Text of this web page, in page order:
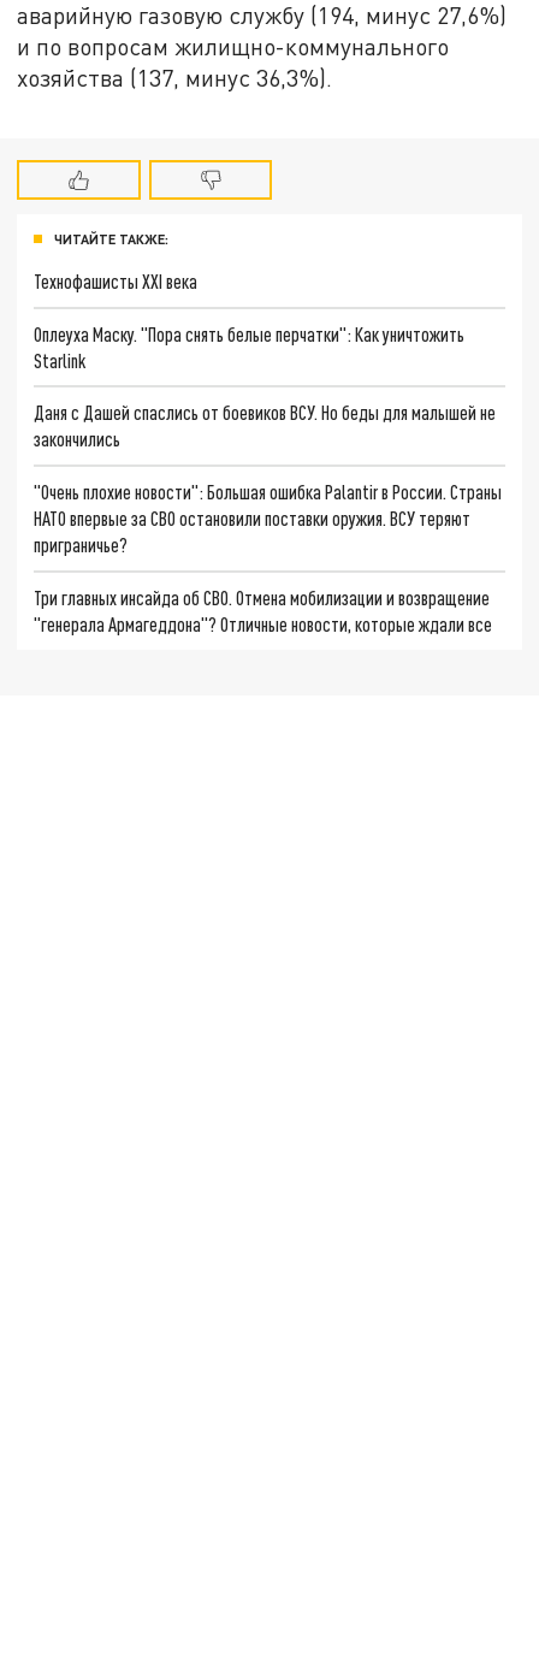
аварийную газовую службу (194, минус 27,6%)
и по вопросам жилищно-коммунального
хозяйства (137, минус 36,3%).
ЧИТАЙТЕ ТАКЖЕ:
Технофашисты XXI века
Оплеуха Маску. "Пора снять белые перчатки": Как уничтожить
Starlink
Даня с Дашей спаслись от боевиков ВСУ. Но беды для малышей не
закончились
"Очень плохие новости": Большая ошибка Palantir в России. Страны
НАТО впервые за СВО остановили поставки оружия. ВСУ теряют
приграничье?
Три главных инсайда об СВО. Отмена мобилизации и возвращение
"генерала Армагеддона"? Отличные новости, которые ждали все